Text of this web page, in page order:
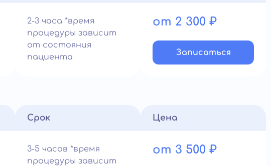
2-3 часа *время
процедуры зависит
от состояния
пациента
от 2 300 ₽
Записатьcя
Срок
3-5 часов *время
процедуры зависит
Цена
от 3 500 ₽